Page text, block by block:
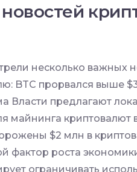
несколько важных
BTC прорвался выше
Власти предлагают
майнинга криптовалют
$2 млн в
фактор роста
ограничивать